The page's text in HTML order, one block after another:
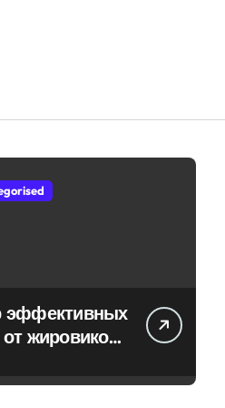
эффективных
жировиков